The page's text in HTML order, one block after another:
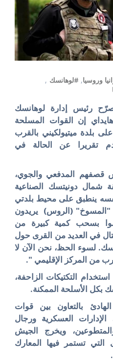
وروسيا, #لوهانسك ,
صرّح رئيس إدارة لوهانسك
إن القوات المسلحة
على بلدةميتيولكيني بالقرب
تقريرا عن الحالة في
قصفهم المدفعي والجوي،
شمال دونيتسك الصناعية
ينطبق على محيط بلدتي
"المسوخ" (الروس) يريدون
بسحب كمية كبيرة من
في العديد من القرى حول
لسوء الحظ، نحن الآن لا
من المركز الإقليمي ".
التكتيكات الزاحفة،
بكل الأسلحة الممكنة.
بالتعاون بين قوات
العسكرية ورجال
ويخرج الجيش
التي تستمر فيها المعارك